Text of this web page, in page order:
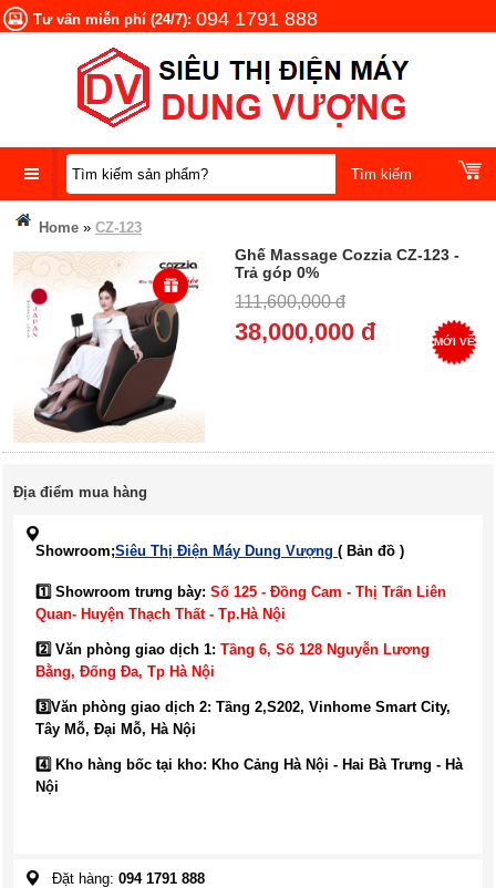
Tư vấn miễn phí (24/7): 094 1791 888
DANH
MỤC
SẢN
PHẨM
Home » CZ-123
Ghế Massage Cozzia CZ-123 -
Trả góp 0%
111,600,000 đ
38,000,000 đ MỚI VỀ
Địa điểm mua hàng
Showroom;Siêu Thị Điện Máy Dung Vượng ( Bản đồ )
1️⃣ Showroom trưng bày: Số 125 - Đồng Cam - Thị Trấn Liên
Quan- Huyện Thạch Thất - Tp.Hà Nội
2️⃣ Văn phòng giao dịch 1: Tầng 6, Số 128 Nguyễn Lương
Bằng, Đống Đa, Tp Hà Nội
3️⃣Văn phòng giao dịch 2: Tầng 2,S202, Vinhome Smart City,
Tây Mỗ, Đại Mỗ, Hà Nội
4️⃣ Kho hàng bốc tại kho: Kho Cảng Hà Nội - Hai Bà Trưng - Hà
Nội
Đặt hàng: 094 1791 888